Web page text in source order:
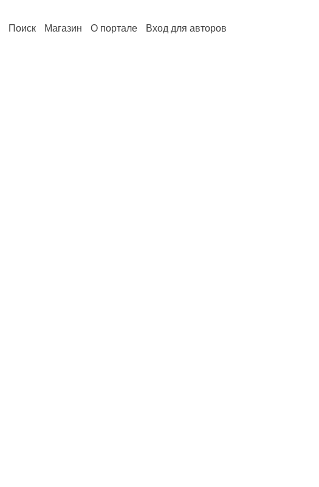
Поиск Магазин О портале Вход для авторов